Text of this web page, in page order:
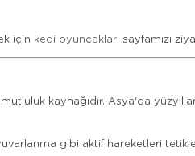
için kedi oyuncakları sayfamızı
kaynağıdır. Asya'da
gibi aktif hareketleri